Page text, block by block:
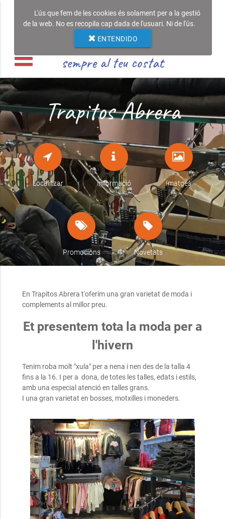
L'ús que fem de les cookies és solament per a la gestió
de la web. No es recopila cap dada de l'usuari. Ni de l'ús.
ENTENDIDO
sempre al teu costat
Trapitos Abrera
Localitzar Informació Imatges
Promocions Novetats
En Trapitos Abrera t'oferim una gran varietat de moda i
complements al millor preu.
Et presentem tota la moda per a
l'hivern
Tenim roba molt "xula" per a nena i nen des de la talla 4
fins a la 16. I per a dona, de totes les talles, edats i estils,
amb una especial atenció en talles grans.
I una gran varietat en bosses, motxilles i moneders.